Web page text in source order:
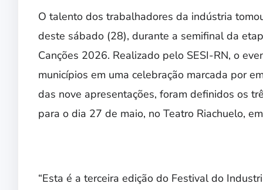
O talento dos trabalhadores da indústria
deste sábado (28), durante a semifinal da
Canções 2026. Realizado pelo SESI-RN, o
municípios em uma celebração marcada por
das nove apresentações, foram definidos os
para o dia 27 de maio, no Teatro Riachuelo,
“Esta é a terceira edição do Festival do